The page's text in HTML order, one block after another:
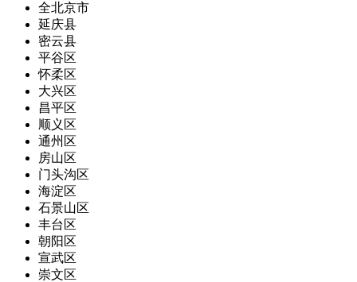
全北京市
延庆县
密云县
平谷区
怀柔区
大兴区
昌平区
顺义区
通州区
房山区
门头沟区
海淀区
石景山区
丰台区
朝阳区
宣武区
崇文区